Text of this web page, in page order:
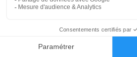
Faire-part
89400 Migennes